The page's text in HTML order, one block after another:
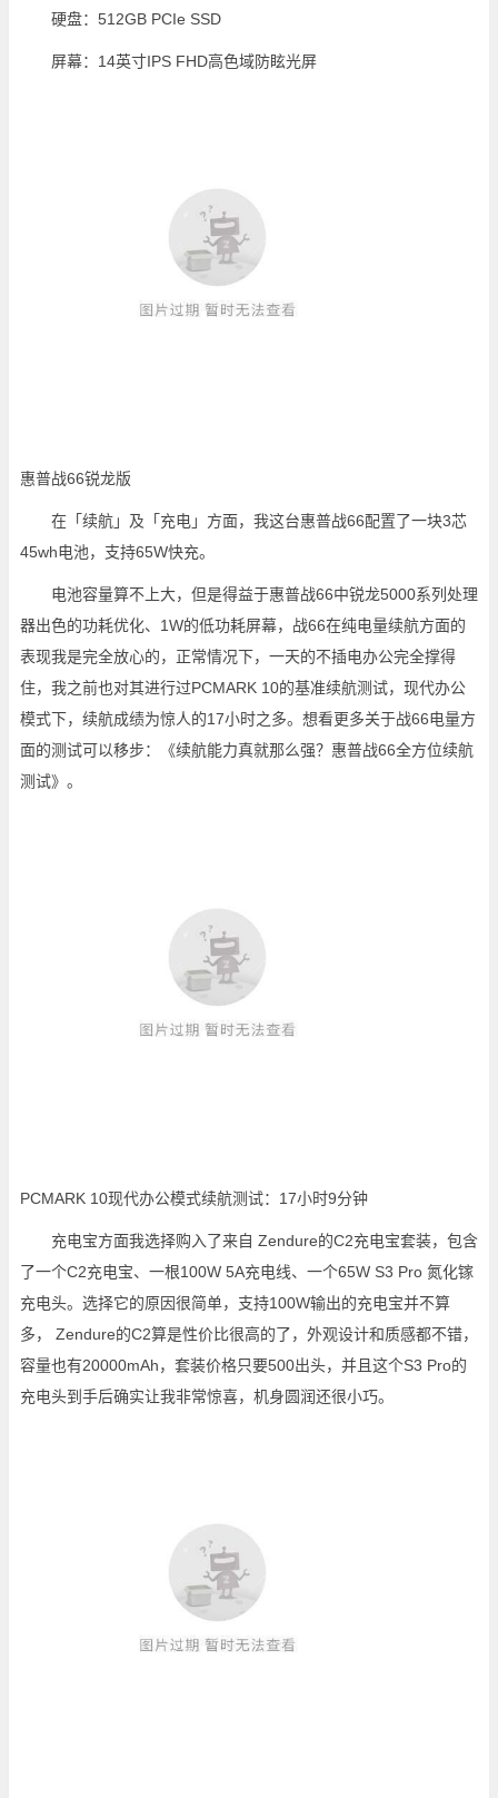
硬盘：512GB PCIe SSD
屏幕：14英寸IPS FHD高色域防眩光屏
惠普战66锐龙版
在「续航」及「充电」方面，我这台惠普战66配置了一块3芯
45wh电池，支持65W快充。
电池容量算不上大，但是得益于惠普战66中锐龙5000系列处理
器出色的功耗优化、1W的低功耗屏幕，战66在纯电量续航方面的
表现我是完全放心的，正常情况下，一天的不插电办公完全撑得
住，我之前也对其进行过PCMARK 10的基准续航测试，现代办公
模式下，续航成绩为惊人的17小时之多。想看更多关于战66电量方
面的测试可以移步：《续航能力真就那么强？惠普战66全方位续航
测试》。
PCMARK 10现代办公模式续航测试：17小时9分钟
充电宝方面我选择购入了来自 Zendure的C2充电宝套装，包含
了一个C2充电宝、一根100W 5A充电线、一个65W S3 Pro 氮化镓
充电头。选择它的原因很简单，支持100W输出的充电宝并不算
多， Zendure的C2算是性价比很高的了，外观设计和质感都不错，
容量也有20000mAh，套装价格只要500出头，并且这个S3 Pro的
充电头到手后确实让我非常惊喜，机身圆润还很小巧。